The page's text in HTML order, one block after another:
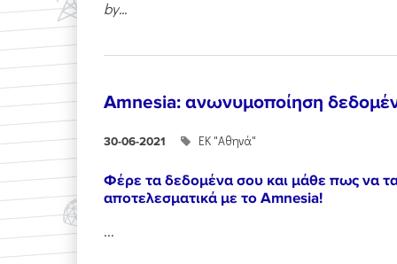
by...
Amnesia: ανωνυμοποίηση
30-06-2021 ΕΚ "Αθηνά"
Φέρε τα δεδομένα σου και μάθε πως να
αποτελεσματικά με το Amnesia!
...